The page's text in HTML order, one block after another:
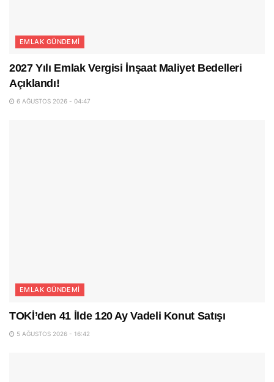
EMLAK GÜNDEMI
2027 Yılı Emlak Vergisi İnşaat Maliyet Bedelleri
Açıklandı!
6 AĞUSTOS 2026 - 04:47
EMLAK GÜNDEMI
TOKİ’den 41 İlde 120 Ay Vadeli Konut Satışı
5 AĞUSTOS 2026 - 16:42